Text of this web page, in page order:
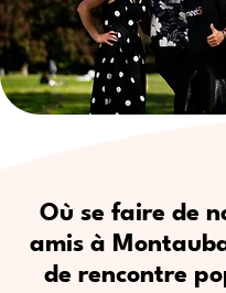
Où se faire de
amis à
de rencontre